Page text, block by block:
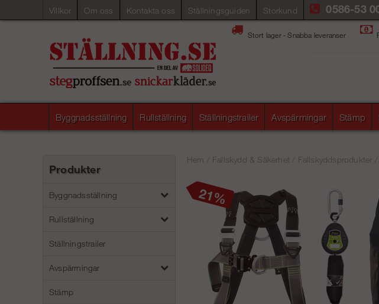
Villkor Om oss Kontakta oss Ställningsguiden Storkund 0586-53
Stort lager - Snabba leveranser
Byggnadsställning Rullställning Ställningstrailer Avspärrningar Stämp
Produkter
Byggnadsställning
Rullställning
Ställningstrailer
Avspärrningar
Stämp
Hem Fallskydd & Säkerhet Fallskyddsprodukter
21